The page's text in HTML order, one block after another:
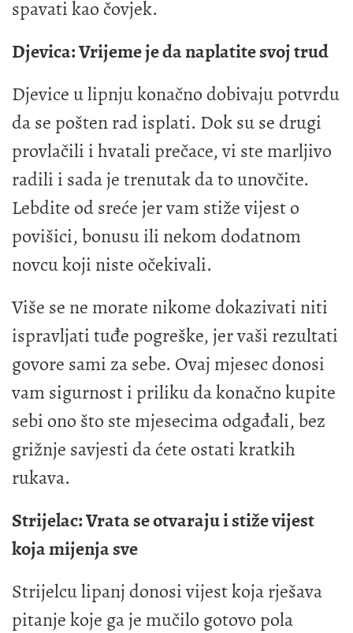
spavati kao čovjek.
Djevica: Vrijeme je da naplatite svoj trud
Djevice u lipnju konačno dobivaju potvrdu
da se pošten rad isplati. Dok su se drugi
provlačili i hvatali prečace, vi ste marljivo
radili i sada je trenutak da to unovčite.
Lebdite od sreće jer vam stiže vijest o
povišici, bonusu ili nekom dodatnom
novcu koji niste očekivali.
Više se ne morate nikome dokazivati niti
ispravljati tuđe pogreške, jer vaši rezultati
govore sami za sebe. Ovaj mjesec donosi
vam sigurnost i priliku da konačno kupite
sebi ono što ste mjesecima odgađali, bez
grižnje savjesti da ćete ostati kratkih
rukava.
Strijelac: Vrata se otvaraju i stiže vijest
koja mijenja sve
Strijelcu lipanj donosi vijest koja rješava
pitanje koje ga je mučilo gotovo pola